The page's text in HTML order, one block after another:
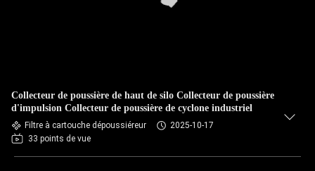
Collecteur de poussière de haut de silo Collecteur de poussière
d'impulsion Collecteur de poussière de cyclone industriel
Filtre à cartouche dépoussiéreur
2025-10-17
33 points de vue